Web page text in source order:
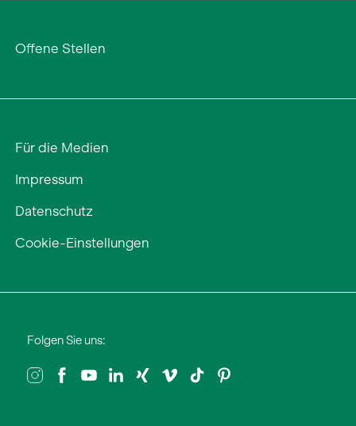
Offene Stellen
Für die Medien
Impressum
Datenschutz
Cookie-Einstellungen
Folgen Sie uns: